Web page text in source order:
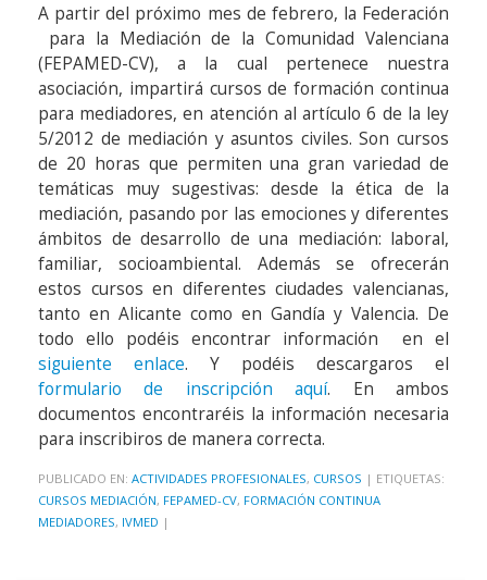
A partir del próximo mes de febrero, la Federación
para la Mediación de la Comunidad Valenciana
(FEPAMED-CV), a la cual pertenece nuestra
asociación, impartirá cursos de formación continua
para mediadores, en atención al artículo 6 de la ley
5/2012 de mediación y asuntos civiles. Son cursos
de 20 horas que permiten una gran variedad de
temáticas muy sugestivas: desde la ética de la
mediación, pasando por las emociones y diferentes
ámbitos de desarrollo de una mediación: laboral,
familiar, socioambiental. Además se ofrecerán
estos cursos en diferentes ciudades valencianas,
tanto en Alicante como en Gandía y Valencia. De
todo ello podéis encontrar información en el
siguiente enlace. Y podéis descargaros el
formulario de inscripción aquí. En ambos
documentos encontraréis la información necesaria
para inscribiros de manera correcta.
PUBLICADO EN: ACTIVIDADES PROFESIONALES, CURSOS | ETIQUETAS:
CURSOS MEDIACIÓN, FEPAMED-CV, FORMACIÓN CONTINUA
MEDIADORES, IVMED |